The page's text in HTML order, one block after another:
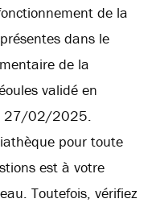
de la
dans le
de la
validé en
27/02/2025.
pour toute
est à votre
Toutefois, vérifiez